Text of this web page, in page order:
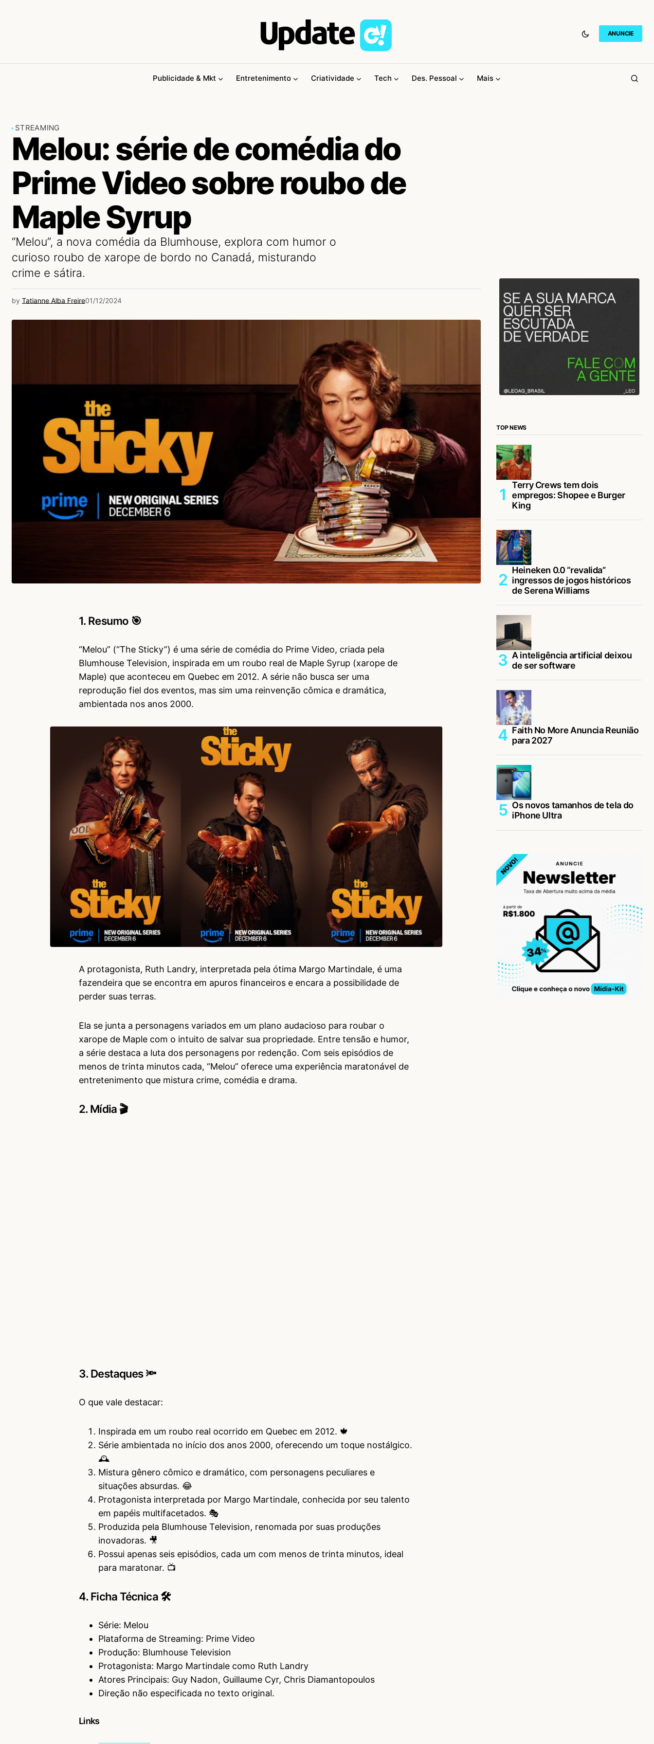
ANUNCIE
Publicidade & Mkt Entretenimento Criatividade Tech Des. Pessoal Mais
STREAMING
Melou: série de comédia do
Prime Video sobre roubo de
Maple Syrup
“Melou”, a nova comédia da Blumhouse, explora com humor o
curioso roubo de xarope de bordo no Canadá, misturando
crime e sátira.
by Tatianne Alba Freire01/12/2024
1. Resumo 🎯
“Melou” (“The Sticky”) é uma série de comédia do Prime Video, criada pela
Blumhouse Television, inspirada em um roubo real de Maple Syrup (xarope de
Maple) que aconteceu em Quebec em 2012. A série não busca ser uma
reprodução fiel dos eventos, mas sim uma reinvenção cômica e dramática,
ambientada nos anos 2000.
A protagonista, Ruth Landry, interpretada pela ótima Margo Martindale, é uma
fazendeira que se encontra em apuros financeiros e encara a possibilidade de
perder suas terras.
Ela se junta a personagens variados em um plano audacioso para roubar o
xarope de Maple com o intuito de salvar sua propriedade. Entre tensão e humor,
a série destaca a luta dos personagens por redenção. Com seis episódios de
menos de trinta minutos cada, “Melou” oferece uma experiência maratonável de
entretenimento que mistura crime, comédia e drama.
2. Mídia 🎬
3. Destaques 🔦
O que vale destacar:
Inspirada em um roubo real ocorrido em Quebec em 2012. 🍁
Série ambientada no início dos anos 2000, oferecendo um toque nostálgico.
🕰️
Mistura gênero cômico e dramático, com personagens peculiares e
situações absurdas. 😂
Protagonista interpretada por Margo Martindale, conhecida por seu talento
em papéis multifacetados. 🎭
Produzida pela Blumhouse Television, renomada por suas produções
inovadoras. 🎥
Possui apenas seis episódios, cada um com menos de trinta minutos, ideal
para maratonar. 📺
4. Ficha Técnica 🛠
Série: Melou
Plataforma de Streaming: Prime Video
Produção: Blumhouse Television
Protagonista: Margo Martindale como Ruth Landry
Atores Principais: Guy Nadon, Guillaume Cyr, Chris Diamantopoulos
Direção não especificada no texto original.
Links
TOP NEWS
Terry Crews tem dois
empregos: Shopee e Burger
King
Heineken 0.0 “revalida”
ingressos de jogos históricos
de Serena Williams
A inteligência artificial deixou
de ser software
Faith No More Anuncia Reunião
para 2027
Os novos tamanhos de tela do
iPhone Ultra